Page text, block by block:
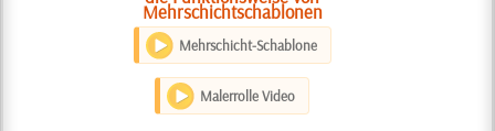
Mehrschichtschablonen
Mehrschicht-Schablone
Malerrolle Video